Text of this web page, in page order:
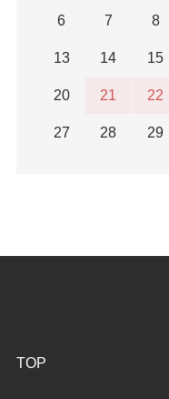
6 7 8
13 14 15
20 21 22
27 28 29
TOP